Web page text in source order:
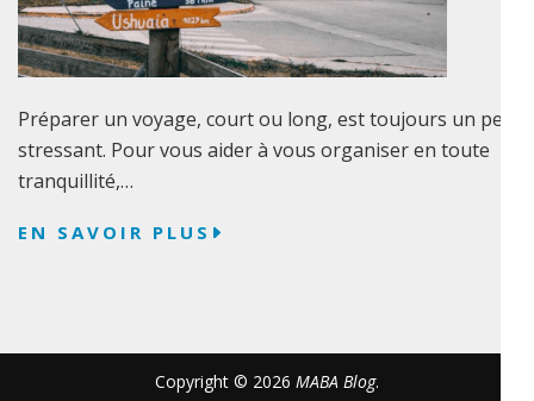
Préparer un voyage, court ou long, est toujours un peu
stressant. Pour vous aider à vous organiser en toute
tranquillité,…
EN SAVOIR PLUS
Copyright © 2026 MABA Blog.